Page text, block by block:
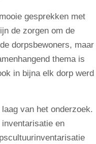
gesprekken met
de zorgen om de
dorpsbewoners, maar
thema is
in bijna elk dorp werd
van het onderzoek.
en